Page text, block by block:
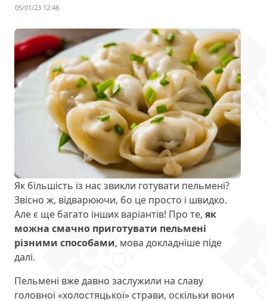
05/01/23 12:48
Як більшість із нас звикли готувати пельмені?
Звісно ж, відварюючи, бо це просто і швидко.
Але є ще багато інших варіантів! Про те, як
можна смачно приготувати пельмені
різними способами, мова докладніше піде
далі.
Пельмені вже давно заслужили на славу
головної «холостяцької» страви, оскільки вони